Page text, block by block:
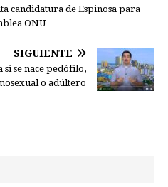
candidatura de Espinosa para
ONU
SIGUIENTE
se nace pedófilo,
o adúltero